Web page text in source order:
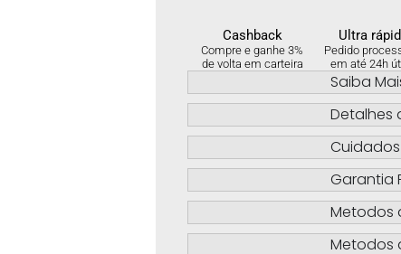
Cashback
Compre e ganhe 3%
de volta em carteira
Ultra
Pedido
em até 24h
Saiba
Detalhes
Garantia
Metodos
Metodos